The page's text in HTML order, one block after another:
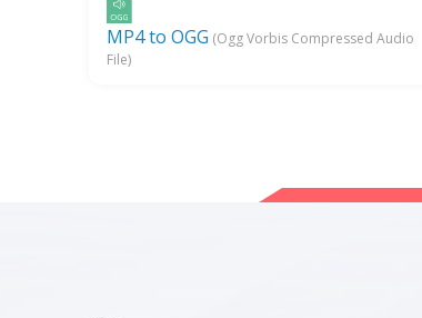
MP4 to OGG (Ogg Vorbis Compressed Audio
File)